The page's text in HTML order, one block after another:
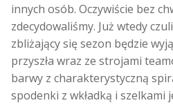
innych osób. Oczywiście bez
zdecydowaliśmy. Już wtedy
zbliżający się sezon będzie
przyszła wraz ze strojami
barwy z charakterystyczną
spodenki z wkładką i szelkami